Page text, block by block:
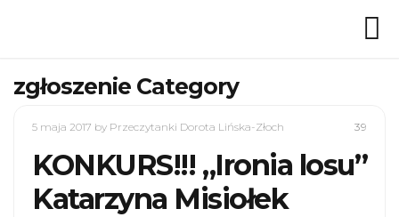
zgłoszenie Category
5 maja 2017 by Przeczytanki Dorota Lińska-Złoch 39
KONKURS!!! „Ironia losu”
Katarzyna Misiołek